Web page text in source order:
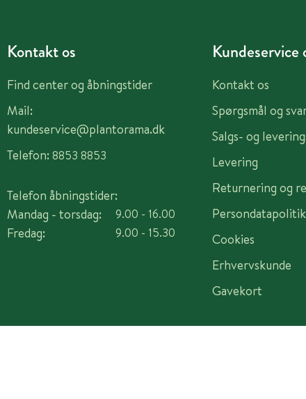
Kontakt os
Find center og åbningstider
Mail:
kundeservice@plantorama.dk
Telefon: 8853 8853
Telefon åbningstider:
Mandag - torsdag:
Fredag:
9.00 - 16.00
9.00 - 15.30
Kundeservice
Kontakt os
Spørgsmål og
Salgs- og
Levering
Returnering og
Persondatapolitik
Cookies
Erhvervskunde
Gavekort